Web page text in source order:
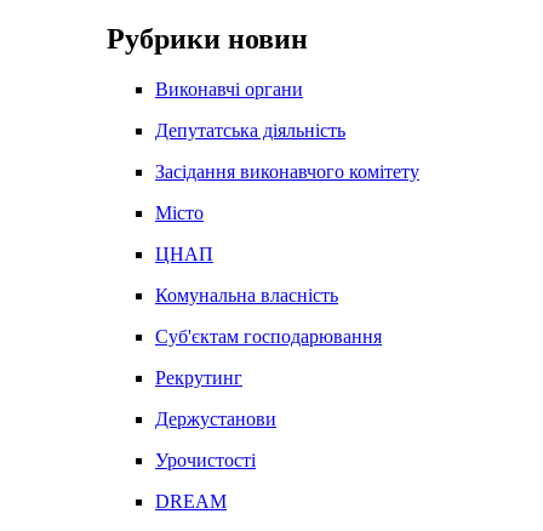
Рубрики новин
Виконавчі органи
Депутатська діяльність
Засідання виконавчого комітету
Місто
ЦНАП
Комунальна власність
Суб'єктам господарювання
Рекрутинг
Держустанови
Урочистості
DREAM